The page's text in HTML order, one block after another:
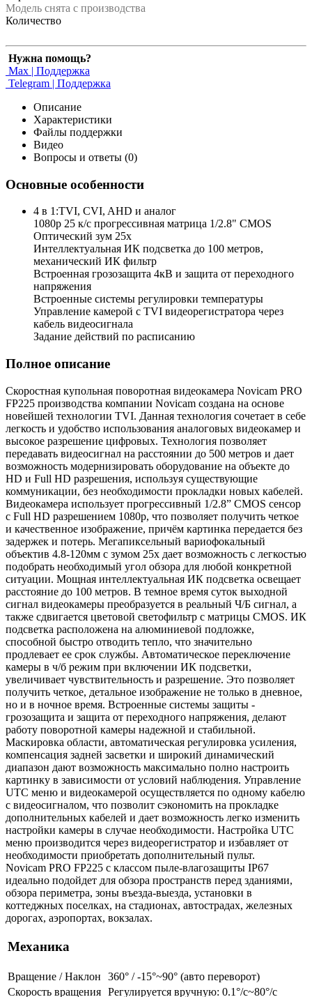
Модель снята с производства
Количество
Нужна помощь?
Max | Поддержка
Telegram | Поддержка
Описание
Характеристики
Файлы поддержки
Видео
Вопросы и ответы (0)
Основные особенности
4 в 1:TVI, CVI, AHD и аналог
1080p 25 к/с прогрессивная матрица 1/2.8" CMOS
Оптический зум 25х
Интеллектуальная ИК подсветка до 100 метров,
механический ИК фильтр
Встроенная грозозащита 4кВ и защита от переходного
напряжения
Встроенные системы регулировки температуры
Управление камерой с TVI видеорегистратора через
кабель видеосигнала
Задание действий по расписанию
Полное описание
Скоростная купольная поворотная видеокамера Novicam PRO
FP225 производства компании Novicam создана на основе
новейшей технологии TVI. Данная технология сочетает в себе
легкость и удобство использования аналоговых видеокамер и
высокое разрешение цифровых. Технология позволяет
передавать видеосигнал на расстоянии до 500 метров и дает
возможность модернизировать оборудование на объекте до
HD и Full HD разрешения, используя существующие
коммуникации, без необходимости прокладки новых кабелей.
Видеокамера использует прогрессивный 1/2.8” CMOS сенсор
с Full HD разрешением 1080p, что позволяет получить четкое
и качественное изображение, причём картинка передается без
задержек и потерь. Мегапиксельный вариофокальный
объектив 4.8-120мм с зумом 25х дает возможность с легкостью
подобрать необходимый угол обзора для любой конкретной
ситуации. Мощная интеллектуальная ИК подсветка освещает
расстояние до 100 метров. В темное время суток выходной
сигнал видеокамеры преобразуется в реальный Ч/Б сигнал, а
также сдвигается цветовой светофильтр с матрицы CMOS. ИК
подсветка расположена на алюминиевой подложке,
способной быстро отводить тепло, что значительно
продлевает ее срок службы. Автоматическое переключение
камеры в ч/б режим при включении ИК подсветки,
увеличивает чувствительность и разрешение. Это позволяет
получить четкое, детальное изображение не только в дневное,
но и в ночное время. Встроенные системы защиты -
грозозащита и защита от переходного напряжения, делают
работу поворотной камеры надежной и стабильной.
Маскировка области, автоматическая регулировка усиления,
компенсация задней засветки и широкий динамический
диапазон дают возможность максимально полно настроить
картинку в зависимости от условий наблюдения. Управление
UTC меню и видеокамерой осуществляется по одному кабелю
с видеосигналом, что позволит сэкономить на прокладке
дополнительных кабелей и дает возможность легко изменить
настройки камеры в случае необходимости. Настройка UTC
меню производится через видеорегистратор и избавляет от
необходимости приобретать дополнительный пульт.
Novicam PRO FP225 с классом пыле-влагозащиты IP67
идеально подойдет для обзора пространств перед зданиями,
обзора периметра, зоны въезда-выезда, установки в
коттеджных поселках, на стадионах, автострадах, железных
дорогах, аэропортах, вокзалах.
Механика
Вращение / Наклон
360° / -15°~90° (авто переворот)
Скорость вращения Регулируется вручную: 0.1°/с~80°/с